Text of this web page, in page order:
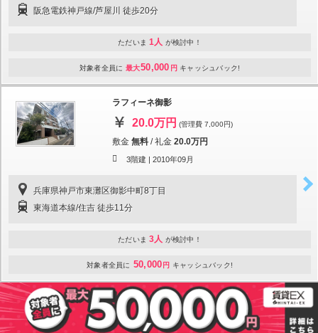
阪急電鉄神戸線/芦屋川 徒歩20分
ただいま 1人 が検討中！
対象者全員に 最大50,000 円 キャッシュバック!
ラフィーネ御影
20.0万円 (管理費 7,000円)
敷金 無料 /礼金 20.0万円
3階建 | 2010年09月
兵庫県神戸市東灘区御影中町8丁目
東海道本線/住吉 徒歩11分
ただいま 3人 が検討中！
対象者全員に 50,000 円 キャッシュバック!